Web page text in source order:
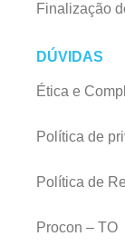
Finalização
DÚVIDAS
Ética e
Política de
Política de
Procon – TO